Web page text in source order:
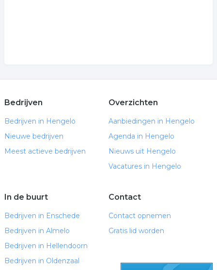
Bedrijven
Bedrijven in Hengelo
Nieuwe bedrijven
Meest actieve bedrijven
Overzichten
Aanbiedingen in Hengelo
Agenda in Hengelo
Nieuws uit Hengelo
Vacatures in Hengelo
In de buurt
Bedrijven in Enschede
Bedrijven in Almelo
Bedrijven in Hellendoorn
Bedrijven in Oldenzaal
Contact
Contact opnemen
Gratis lid worden